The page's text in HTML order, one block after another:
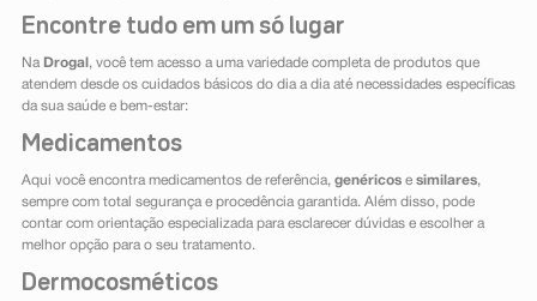
Encontre tudo em um só lugar
Na Drogal , você tem acesso a uma variedade completa de produtos que
atendem desde os cuidados básicos do dia a dia até necessidades específicas
da sua saúde e bem-estar:
Medicamentos
Aqui você encontra medicamentos de referência, genéricose similares,
sempre com total segurança e procedência garantida. Além disso, pode
contar com orientação especializada para esclarecer dúvidas e escolher a
melhor opção para o seu tratamento.
Dermocosméticos